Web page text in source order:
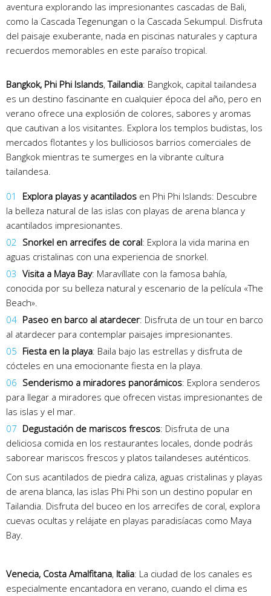
aventura explorando las impresionantes cascadas de Bali,
como la Cascada Tegenungan o la Cascada Sekumpul. Disfruta
del paisaje exuberante, nada en piscinas naturales y captura
recuerdos memorables en este paraíso tropical.
Bangkok, Phi Phi Islands,Tailandia: Bangkok, capital tailandesa
es un destino fascinante en cualquier época del año, pero en
verano ofrece una explosión de colores, sabores y aromas
que cautivan a los visitantes. Explora los templos budistas, los
mercados flotantes y los bulliciosos barrios comerciales de
Bangkok mientras te sumerges en la vibrante cultura
tailandesa.
Explora playas y acantilados en Phi Phi Islands: Descubre
la belleza natural de las islas con playas de arena blanca y
acantilados impresionantes.
Snorkel en arrecifes de coral: Explora la vida marina en
aguas cristalinas con una experiencia de snorkel.
Visita a Maya Bay: Maravíllate con la famosa bahía,
conocida por su belleza natural y escenario de la película «The
Beach».
Paseo en barco al atardecer: Disfruta de un tour en barco
al atardecer para contemplar paisajes impresionantes.
Fiesta en la playa: Baila bajo las estrellas y disfruta de
cócteles en una emocionante fiesta en la playa.
Senderismo a miradores panorámicos: Explora senderos
para llegar a miradores que ofrecen vistas impresionantes de
las islas y el mar.
Degustación de mariscos frescos: Disfruta de una
deliciosa comida en los restaurantes locales, donde podrás
saborear mariscos frescos y platos tailandeses auténticos.
Con sus acantilados de piedra caliza, aguas cristalinas y playas
de arena blanca, las islas Phi Phi son un destino popular en
Tailandia. Disfruta del buceo en los arrecifes de coral, explora
cuevas ocultas y relájate en playas paradisíacas como Maya
Bay.
Venecia, Costa Amalfitana, Italia: La ciudad de los canales es
especialmente encantadora en verano, cuando el clima es